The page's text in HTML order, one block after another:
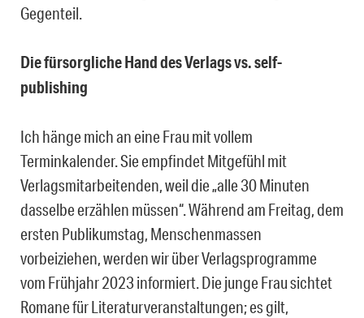
Gegenteil.
Die fürsorgliche Hand des Verlags vs. self-
publishing
Ich hänge mich an eine Frau mit vollem
Terminkalender. Sie empfindet Mitgefühl mit
Verlagsmitarbeitenden, weil die „alle 30 Minuten
dasselbe erzählen müssen“. Während am Freitag, dem
ersten Publikumstag, Menschenmassen
vorbeiziehen, werden wir über Verlagsprogramme
vom Frühjahr 2023 informiert. Die junge Frau sichtet
Romane für Literaturveranstaltungen; es gilt,